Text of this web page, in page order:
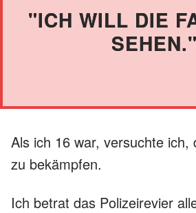
"ICH WILL DIE
SEHEN."
Als ich 16 war, versuchte ich,
zu bekämpfen.
Ich betrat das Polizeirevier